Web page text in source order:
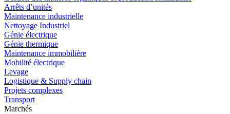
Arrêts d’unités
Maintenance industrielle
Nettoyage Industriel
Génie électrique
Génie thermique
Maintenance immobilière
Mobilité électrique
Levage
Logistique & Supply chain
Projets complexes
Transport
Marchés